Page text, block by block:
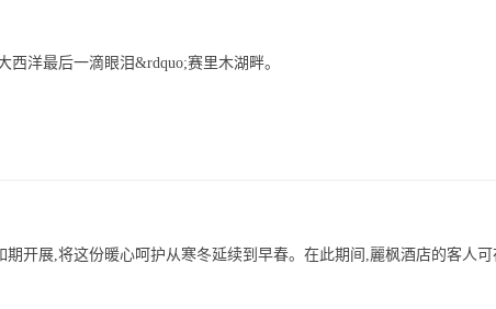
洋最后一滴眼泪&rdquo;赛里木湖畔。
开展,将这份暖心呵护从寒冬延续到早春。在此期间,麗枫酒店的客人可